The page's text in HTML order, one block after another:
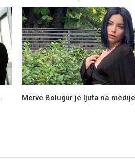
Merve Bolugur je ljuta na medije